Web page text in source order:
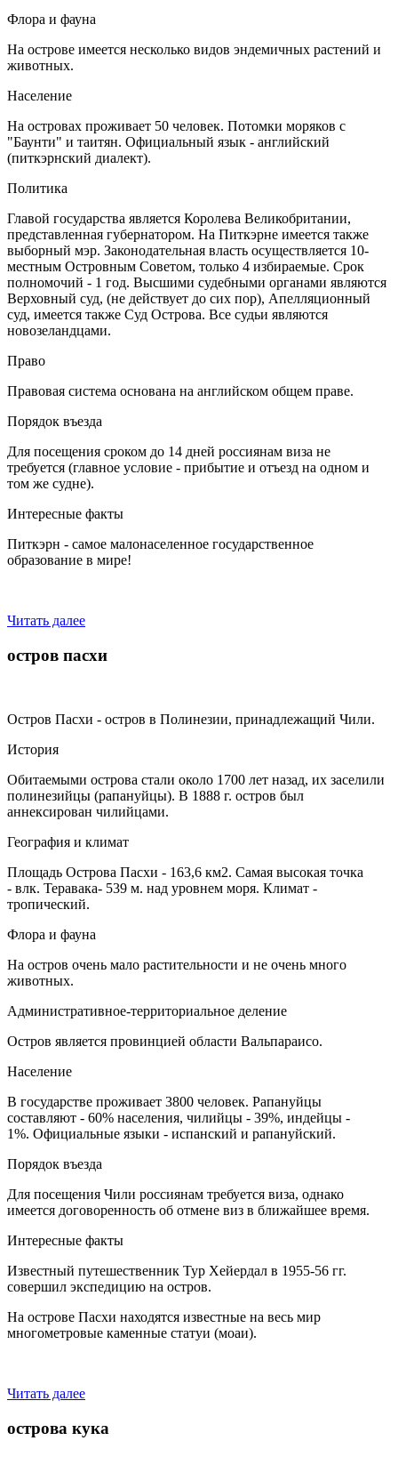
Флора и фауна
На острове имеется несколько видов эндемичных растений и
животных.
Население
На островах проживает 50 человек. Потомки моряков с
"Баунти" и таитян. Официальный язык - английский
(питкэрнский диалект).
Политика
Главой государства является Королева Великобритании,
представленная губернатором. На Питкэрне имеется также
выборный мэр. Законодательная власть осуществляется 10-
местным Островным Советом, только 4 избираемые. Срок
полномочий - 1 год. Высшими судебными органами являются
Верховный суд, (не действует до сих пор), Апелляционный
суд, имеется также Суд Острова. Все судьи являются
новозеландцами.
Право
Правовая система основана на английском общем праве.
Порядок въезда
Для посещения сроком до 14 дней россиянам виза не
требуется (главное условие - прибытие и отъезд на одном и
том же судне).
Интересные факты
Питкэрн - самое малонаселенное государственное
образование в мире!
Читать далее
остров пасхи
Остров Пасхи - остров в Полинезии, принадлежащий Чили.
История
Обитаемыми острова стали около 1700 лет назад, их заселили
полинезийцы (рапануйцы). В 1888 г. остров был
аннексирован чилийцами.
География и климат
Площадь Острова Пасхи - 163,6 км2. Самая высокая точка
- влк. Теравака- 539 м. над уровнем моря. Климат -
тропический.
Флора и фауна
На остров очень мало растительности и не очень много
животных.
Административное-территориальное деление
Остров является провинцией области Вальпараисо.
Население
В государстве проживает 3800 человек. Рапануйцы
составляют - 60% населения, чилийцы - 39%, индейцы -
1%. Официальные языки - испанский и рапануйский.
Порядок въезда
Для посещения Чили россиянам требуется виза, однако
имеется договоренность об отмене виз в ближайшее время.
Интересные факты
Известный путешественник Тур Хейердал в 1955-56 гг.
совершил экспедицию на остров.
На острове Пасхи находятся известные на весь мир
многометровые каменные статуи (моаи).
Читать далее
острова кука